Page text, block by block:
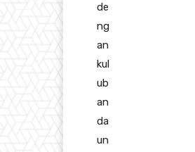
de
ng
an
kul
ub
an
da
un